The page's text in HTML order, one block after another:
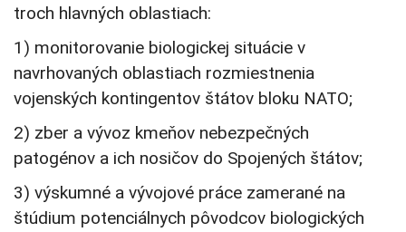
troch hlavných oblastiach:
1) monitorovanie biologickej situácie v
navrhovaných oblastiach rozmiestnenia
vojenských kontingentov štátov bloku NATO;
2) zber a vývoz kmeňov nebezpečných
patogénov a ich nosičov do Spojených štátov;
3) výskumné a vývojové práce zamerané na
štúdium potenciálnych pôvodcov biologických